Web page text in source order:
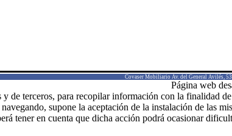
Covaser Mobiliario Av. del General Avilés, 53
Página web
de terceros, para recopilar información con la finalidad
supone la aceptación de la instalación de las
tener en cuenta que dicha acción podrá ocasionar